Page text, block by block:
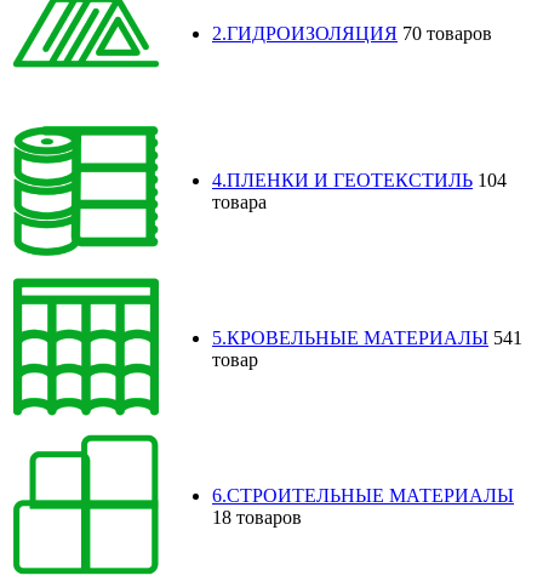
2.ГИДРОИЗОЛЯЦИЯ 70 товаров
4.ПЛЕНКИ И ГЕОТЕКСТИЛЬ 104
товара
5.КРОВЕЛЬНЫЕ МАТЕРИАЛЫ 541
товар
6.СТРОИТЕЛЬНЫЕ МАТЕРИАЛЫ
18 товаров